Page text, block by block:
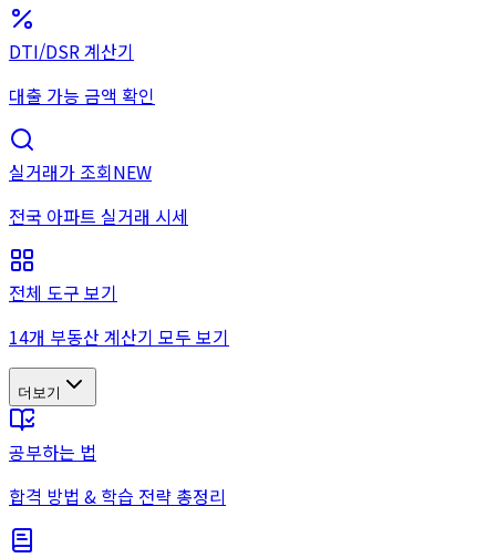
DTI/DSR 계산기
대출 가능 금액 확인
실거래가 조회NEW
전국 아파트 실거래 시세
전체 도구 보기
14개 부동산 계산기 모두 보기
더보기
공부하는 법
합격 방법 & 학습 전략 총정리